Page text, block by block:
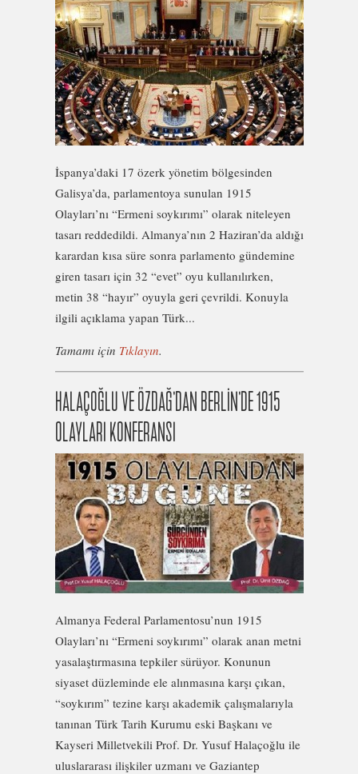
İspanya’daki 17 özerk yönetim bölgesinden
Galisya’da, parlamentoya sunulan 1915
Olayları’nı “Ermeni soykırımı” olarak niteleyen
tasarı reddedildi. Almanya’nın 2 Haziran’da aldığı
karardan kısa süre sonra parlamento gündemine
giren tasarı için 32 “evet” oyu kullanılırken,
metin 38 “hayır” oyuyla geri çevrildi. Konuyla
ilgili açıklama yapan Türk...
Tamamı için Tıklayın.
HALAÇOĞLU VE ÖZDAĞ’DAN BERLİN’DE 1915
OLAYLARI KONFERANSI
Almanya Federal Parlamentosu’nun 1915
Olayları’nı “Ermeni soykırımı” olarak anan metni
yasalaştırmasına tepkiler sürüyor. Konunun
siyaset düzleminde ele alınmasına karşı çıkan,
“soykırım” tezine karşı akademik çalışmalarıyla
tanınan Türk Tarih Kurumu eski Başkanı ve
Kayseri Milletvekili Prof. Dr. Yusuf Halaçoğlu ile
uluslararası ilişkiler uzmanı ve Gaziantep